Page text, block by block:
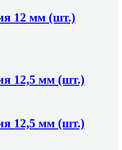
12 мм (шт.)
12,5 мм (шт.)
12,5 мм (шт.)